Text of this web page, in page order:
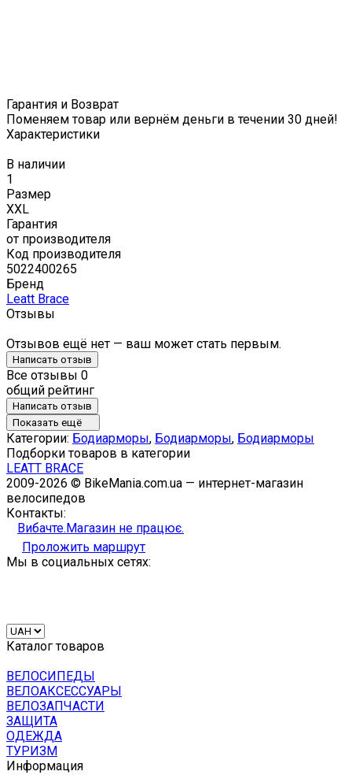
Гарантия и Возврат
Поменяем товар или вернём деньги в течении 30 дней!
Характеристики
В наличии
1
Размер
XXL
Гарантия
от производителя
Код производителя
5022400265
Бренд
Leatt Brace
Отзывы
Отзывов ещё нет — ваш может стать первым.
Написать отзыв
Все отзывы 0
общий рейтинг
Написать отзыв
Показать ещё
Категории: Бодиарморы, Бодиарморы, Бодиарморы
Подборки товаров в категории
LEATT BRACE
2009-2026 © BikeMania.com.ua — интернет-магазин
велосипедов
Контакты:
Вибачте.Магазин не працює.
Проложить маршрут
Мы в социальных сетях:
Каталог товаров
ВЕЛОСИПЕДЫ
ВЕЛОАКСЕССУАРЫ
ВЕЛОЗАПЧАСТИ
ЗАЩИТА
ОДЕЖДА
ТУРИЗМ
Информация